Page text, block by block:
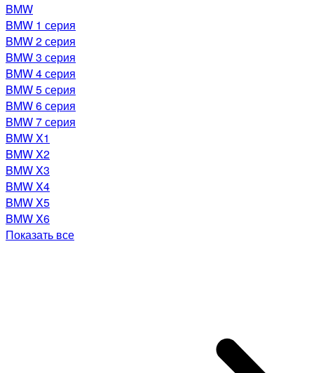
BMW
BMW 1 серия
BMW 2 серия
BMW 3 серия
BMW 4 серия
BMW 5 серия
BMW 6 серия
BMW 7 серия
BMW X1
BMW X2
BMW X3
BMW X4
BMW X5
BMW X6
Показать все